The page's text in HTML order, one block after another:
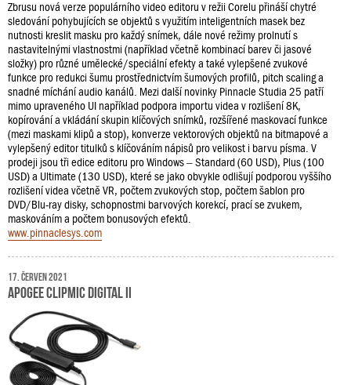
Zbrusu nová verze populárního video editoru v režii Corelu přináší chytré
sledování pohybujících se objektů s využitím inteligentních masek bez
nutnosti kreslit masku pro každý snímek, dále nové režimy prolnutí s
nastavitelnými vlastnostmi (například včetně kombinací barev či jasové
složky) pro různé umělecké/speciální efekty a také vylepšené zvukové
funkce pro redukci šumu prostřednictvím šumových profilů, pitch scaling a
snadné míchání audio kanálů. Mezi další novinky Pinnacle Studia 25 patří
mimo upraveného UI například podpora importu videa v rozlišení 8K,
kopírování a vkládání skupin klíčových snímků, rozšířené maskovací funkce
(mezi maskami klipů a stop), konverze vektorových objektů na bitmapové a
vylepšený editor titulků s klíčováním nápisů pro velikost i barvu písma. V
prodeji jsou tři edice editoru pro Windows – Standard (60 USD), Plus (100
USD) a Ultimate (130 USD), které se jako obvykle odlišují podporou vyššího
rozlišení videa včetně VR, počtem zvukových stop, počtem šablon pro
DVD/Blu-ray disky, schopnostmi barvových korekcí, prací se zvukem,
maskováním a počtem bonusových efektů.
www.pinnaclesys.com
17. červen 2021
Apogee ClipMic Digital II